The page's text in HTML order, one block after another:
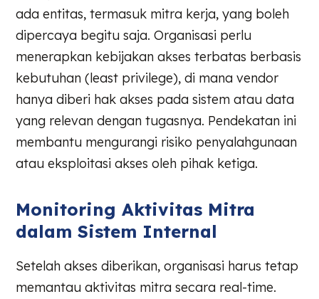
ada entitas, termasuk mitra kerja, yang boleh
dipercaya begitu saja. Organisasi perlu
menerapkan kebijakan akses terbatas berbasis
kebutuhan (least privilege), di mana vendor
hanya diberi hak akses pada sistem atau data
yang relevan dengan tugasnya. Pendekatan ini
membantu mengurangi risiko penyalahgunaan
atau eksploitasi akses oleh pihak ketiga.
Monitoring Aktivitas Mitra
dalam Sistem Internal
Setelah akses diberikan, organisasi harus tetap
memantau aktivitas mitra secara real-time.